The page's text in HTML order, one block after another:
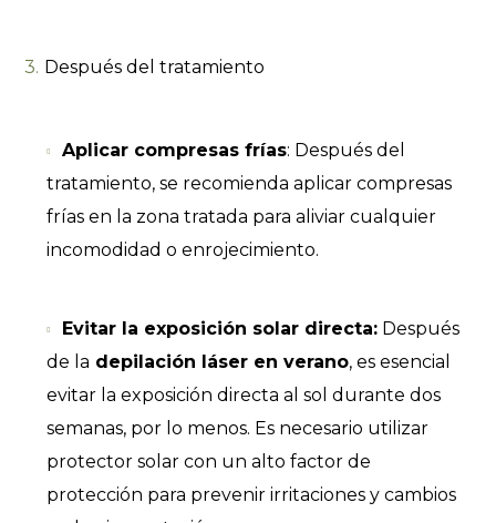
Después del tratamiento
Aplicar compresas frías: Después del
tratamiento, se recomienda aplicar compresas
frías en la zona tratada para aliviar cualquier
incomodidad o enrojecimiento.
Evitar la exposición solar directa: Después
de la depilación láser en verano, es esencial
evitar la exposición directa al sol durante dos
semanas, por lo menos. Es necesario utilizar
protector solar con un alto factor de
protección para prevenir irritaciones y cambios